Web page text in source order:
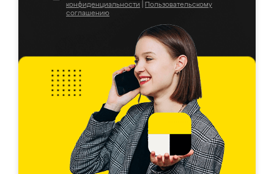
конфиденциальности
Пользовательскому
соглашению